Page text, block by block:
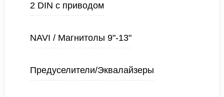
2 DIN с приводом
NAVI / Магнитолы 9"-13"
Предуселители/Эквалайзеры